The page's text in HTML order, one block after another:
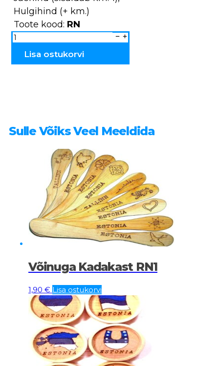
Hulgihind (+ km.)
Toote kood: RN
Võinuga
kadakast
Mosaiik
Lisa ostukorvi
Sulle Võiks Veel Meeldida
Võinuga Kadakast RN1
1,90 € Lisa ostukorvi